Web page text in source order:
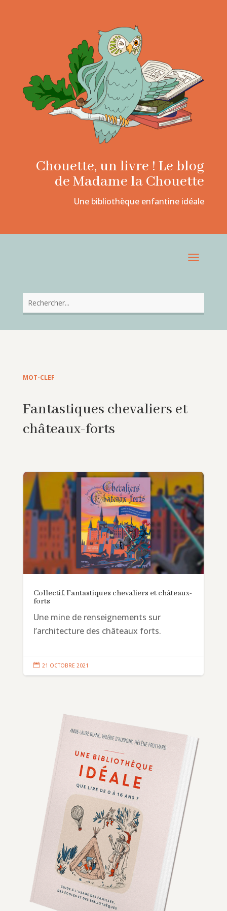
Chouette, un livre ! Le blog
de Madame la Chouette
Une bibliothèque enfantine idéale
MOT-CLEF
Fantastiques chevaliers et
châteaux-forts
Collectif, Fantastiques chevaliers et châteaux-
forts
Une mine de renseignements sur
l’architecture des châteaux forts.
 21 OCTOBRE 2021